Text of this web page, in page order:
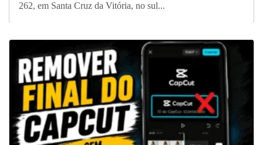
262, em Santa Cruz da Vitória, no sul...